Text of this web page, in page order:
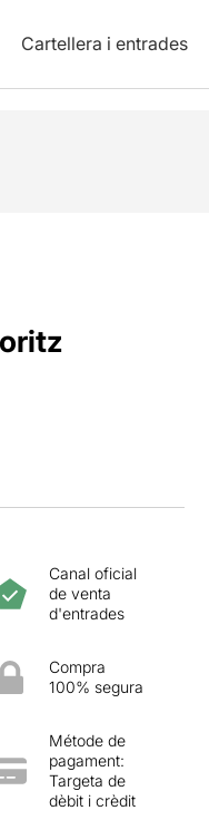
Cartellera i entrades
Canal oficial
de venta
d'entrades
Compra
100% segura
Métode de
pagament:
Targeta de
dèbit i crèdit